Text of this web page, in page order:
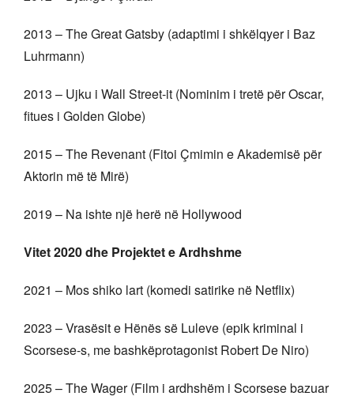
2013 – The Great Gatsby (adaptimi i shkëlqyer i Baz
Luhrmann)
2013 – Ujku i Wall Street-it (Nominim i tretë për Oscar,
fitues i Golden Globe)
2015 – The Revenant (Fitoi Çmimin e Akademisë për
Aktorin më të Mirë)
2019 – Na ishte një herë në Hollywood
Vitet 2020 dhe Projektet e Ardhshme
2021 – Mos shiko lart (komedi satirike në Netflix)
2023 – Vrasësit e Hënës së Luleve (epik kriminal i
Scorsese-s, me bashkëprotagonist Robert De Niro)
2025 – The Wager (Film i ardhshëm i Scorsese bazuar